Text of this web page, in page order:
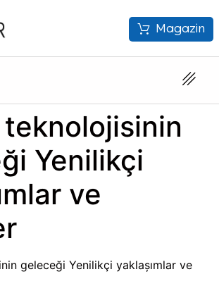
Magazin
teknolojisinin
Yenilikçi
ve
geleceği Yenilikçi yaklaşımlar ve